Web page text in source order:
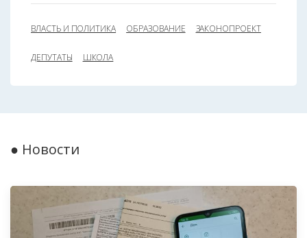
ВЛАСТЬ И ПОЛИТИКА ОБРАЗОВАНИЕ ЗАКОНОПРОЕКТ
ДЕПУТАТЫ ШКОЛА
● Новости